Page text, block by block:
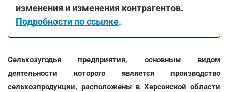
изменения и изменения контрагентов.
Подробности по ссылке.
Сельхозугодья предприятия, основным видом
деятельности которого является производство
сельхозпродукции, расположены в Херсонской области